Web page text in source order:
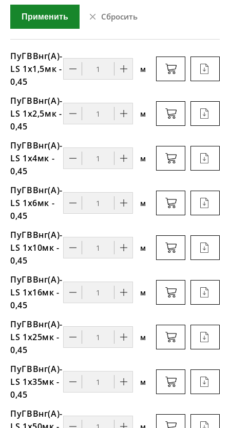
Применить Сбросить
ПуГВВнг(A)-
LS 1х1,5мк -
0,45
м
ПуГВВнг(A)-
LS 1х2,5мк -
0,45
м
ПуГВВнг(A)-
LS 1х4мк -
0,45
м
ПуГВВнг(A)-
LS 1х6мк -
0,45
м
ПуГВВнг(A)-
LS 1х10мк -
0,45
м
ПуГВВнг(A)-
LS 1х16мк -
0,45
м
ПуГВВнг(A)-
LS 1х25мк -
0,45
м
ПуГВВнг(A)-
LS 1х35мк -
0,45
м
ПуГВВнг(A)-